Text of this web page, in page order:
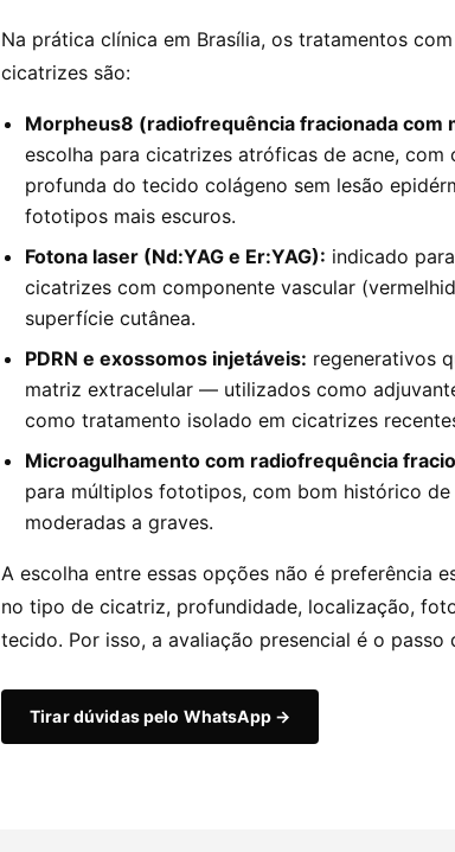
Na prática clínica em Brasília, os tratamentos
cicatrizes são:
Morpheus8 (radiofrequência fracionada com
escolha para cicatrizes atróficas de acne, com
profunda do tecido colágeno sem lesão
fototipos mais escuros.
Fotona laser (Nd:YAG e Er:YAG): indicado
cicatrizes com componente vascular
superfície cutânea.
PDRN e exossomos injetáveis: regenerativos
matriz extracelular — utilizados como
como tratamento isolado em cicatrizes
Microagulhamento com radiofrequência
para múltiplos fototipos, com bom histórico
moderadas a graves.
A escolha entre essas opções não é preferência
no tipo de cicatriz, profundidade, localização,
tecido. Por isso, a avaliação presencial é o passo
Tirar dúvidas pelo WhatsApp →